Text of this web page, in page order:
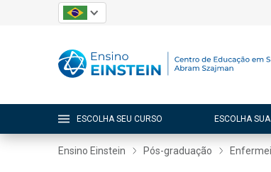
ESCOLHA SEU CURSO ESCOLHA
Ensino Einstein Pós-graduação